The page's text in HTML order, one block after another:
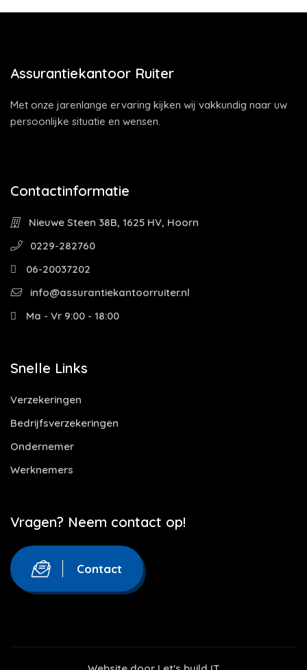
Assurantiekantoor Ruiter
Met onze jarenlange ervaring kijken wij vakkundig naar uw
persoonlijke situatie en wensen.
Contactinformatie
Nieuwe Steen 38B, 1625 HV, Hoorn
0229-282760
06-20037202
info@assurantiekantoorruiter.nl
Ma - Vr 9:00 - 18:00
Snelle Links
Verzekeringen
Bedrijfsverzekeringen
Ondernemer
Werknemers
Vragen? Neem contact op!
Contact